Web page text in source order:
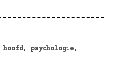
hoofd, psychologie,